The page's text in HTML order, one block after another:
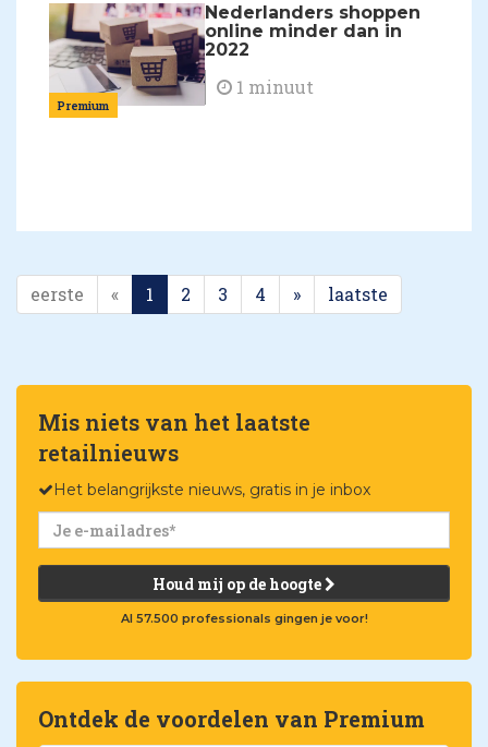
Premium
Nederlanders shoppen
online minder dan in
2022
1 minuut
eerste « 1 2 3 4 » laatste
Mis niets van het laatste
retailnieuws
Het belangrijkste nieuws, gratis in je inbox
Houd mij op de hoogte
Al 57.500 professionals gingen je voor!
Ontdek de voordelen van Premium